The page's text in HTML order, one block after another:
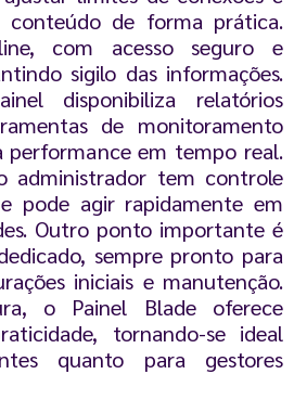
conteúdo de forma prática.
com acesso seguro e
sigilo das informações.
disponibiliza relatórios
de monitoramento
performance em tempo real.
administrador tem controle
pode agir rapidamente em
Outro ponto importante é
sempre pronto para
iniciais e manutenção.
o Painel Blade oferece
tornando-se ideal
quanto para gestores